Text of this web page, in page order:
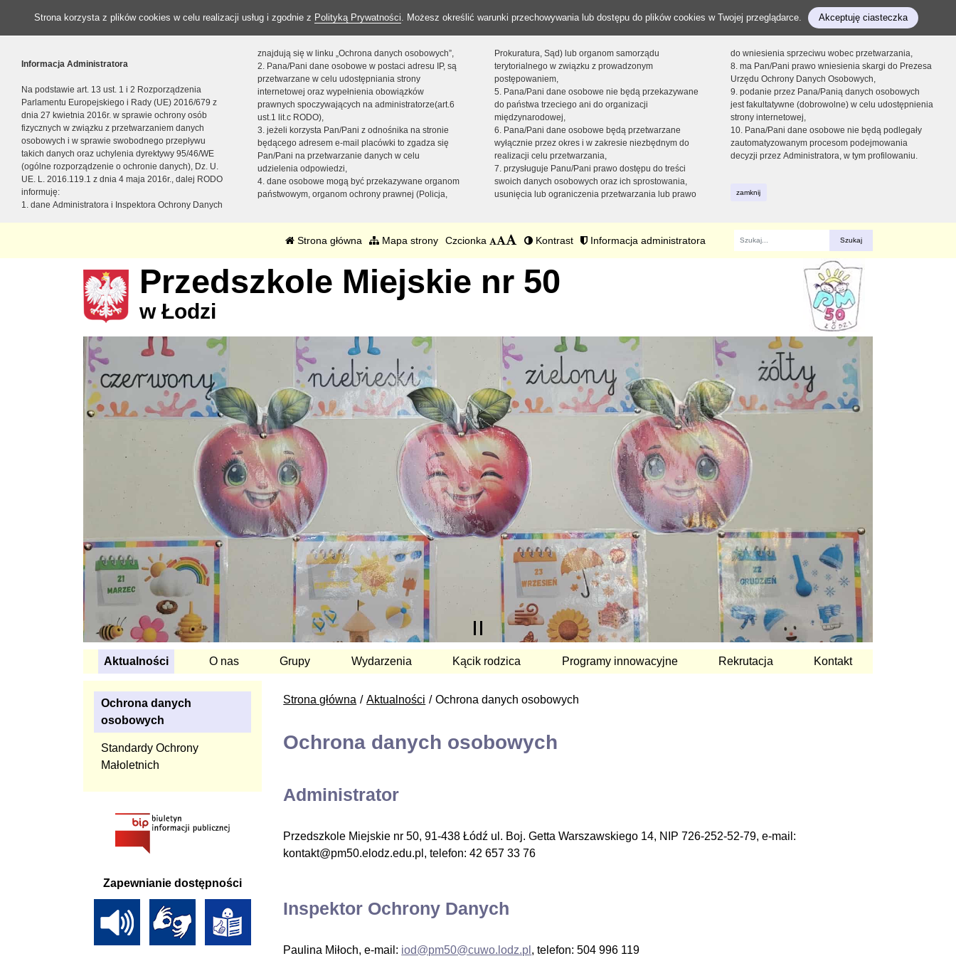
Strona korzysta z plików cookies w celu realizacji usług i zgodnie z Polityką Prywatności. Możesz określić warunki przechowywania lub dostępu do plików cookies w Twojej przeglądarce. Akceptuję ciasteczka
Informacja Administratora
Na podstawie art. 13 ust. 1 i 2 Rozporządzenia
Parlamentu Europejskiego i Rady (UE) 2016/679 z
dnia 27 kwietnia 2016r. w sprawie ochrony osób
fizycznych w związku z przetwarzaniem danych
osobowych i w sprawie swobodnego przepływu
takich danych oraz uchylenia dyrektywy 95/46/WE
(ogólne rozporządzenie o ochronie danych), Dz. U.
UE. L. 2016.119.1 z dnia 4 maja 2016r., dalej RODO
informuję:
1. dane Administratora i Inspektora Ochrony Danych
znajdują się w linku „Ochrona danych osobowych”,
2. Pana/Pani dane osobowe w postaci adresu IP, są
przetwarzane w celu udostępniania strony
internetowej oraz wypełnienia obowiązków
prawnych spoczywających na administratorze(art.6
ust.1 lit.c RODO),
3. jeżeli korzysta Pan/Pani z odnośnika na stronie
będącego adresem e-mail placówki to zgadza się
Pan/Pani na przetwarzanie danych w celu
udzielenia odpowiedzi,
4. dane osobowe mogą być przekazywane organom
państwowym, organom ochrony prawnej (Policja,
Prokuratura, Sąd) lub organom samorządu
terytorialnego w związku z prowadzonym
postępowaniem,
5. Pana/Pani dane osobowe nie będą przekazywane
do państwa trzeciego ani do organizacji
międzynarodowej,
6. Pana/Pani dane osobowe będą przetwarzane
wyłącznie przez okres i w zakresie niezbędnym do
realizacji celu przetwarzania,
7. przysługuje Panu/Pani prawo dostępu do treści
swoich danych osobowych oraz ich sprostowania,
usunięcia lub ograniczenia przetwarzania lub prawo
do wniesienia sprzeciwu wobec przetwarzania,
8. ma Pan/Pani prawo wniesienia skargi do Prezesa
Urzędu Ochrony Danych Osobowych,
9. podanie przez Pana/Panią danych osobowych
jest fakultatywne (dobrowolne) w celu udostępnienia
strony internetowej,
10. Pana/Pani dane osobowe nie będą podlegały
zautomatyzowanym procesom podejmowania
decyzji przez Administratora, w tym profilowaniu.
zamknij
Strona główna Mapa strony Czcionka Kontrast Informacja administratora
Fraza
Przedszkole Miejskie nr 50
w Łodzi
Aktualności O nas Grupy Wydarzenia Kącik rodzica Programy innowacyjne Rekrutacja Kontakt
Strona główna Aktualności Ochrona danych osobowych
Ochrona danych osobowych
Administrator
Przedszkole Miejskie nr 50, 91-438 Łódź ul. Boj. Getta Warszawskiego 14, NIP 726-252-52-79, e-mail:
kontakt@pm50.elodz.edu.pl, telefon: 42 657 33 76
Inspektor Ochrony Danych
Paulina Miłoch, e-mail: iod@pm50@cuwo.lodz.pl , telefon: 504 996 119
Ochrona danych
osobowych
Standardy Ochrony
Małoletnich
Zapewnianie dostępności